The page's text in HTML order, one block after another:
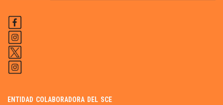
ENTIDAD COLABORADORA DEL SCE